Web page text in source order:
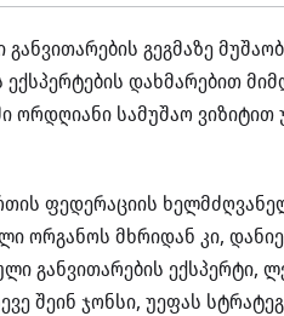
გეგმაზე
დახმარებით
ორდღიანი სამუშაო ვიზიტით
ფედერაციის
ორგანოს მხრიდან კი,
განვითარების ექსპერტი,
შეინ ჯონსი, უეფას